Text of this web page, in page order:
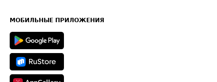
Техническая информация
МОБИЛЬНЫЕ ПРИЛОЖЕНИЯ